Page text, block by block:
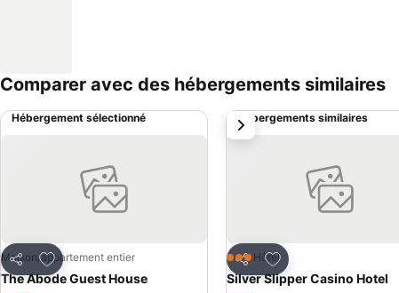
Comparer avec des hébergements similaires
Hébergement sélectionné
Partager
Ajouter à mes favoris
Maison/appartement entier
The Abode Guest House
Hébergements similaires
Partager
Ajouter à mes favoris
3 ÉtoilesHôtel
Silver Slipper Casino Hotel
suivant